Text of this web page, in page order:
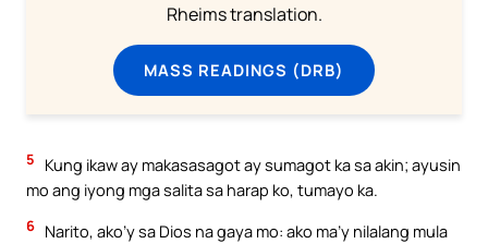
Rheims translation.
MASS READINGS (DRB)
5
Kung ikaw ay makasasagot ay sumagot ka sa akin; ayusin
mo ang iyong mga salita sa harap ko, tumayo ka.
6 Narito, ako’y sa Dios na gaya mo: ako ma’y nilalang mula